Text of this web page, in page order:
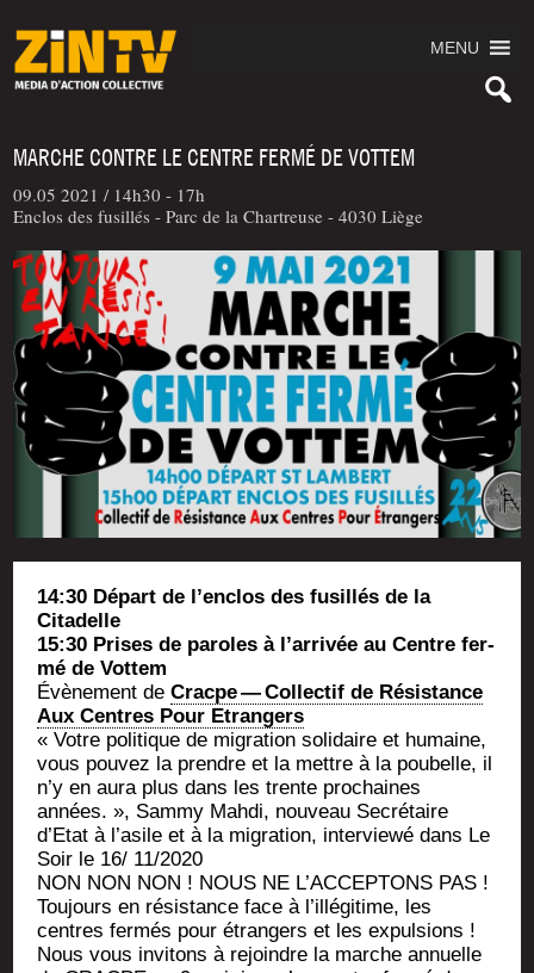
MENU
MARCHE CONTRE LE CENTRE FERMÉ DE VOTTEM
09.05 2021 / 14h30 - 17h
Enclos des fusillés - Parc de la Chartreuse - 4030 Liège
14:30 Départ de l’en­clos des fusillés de la
Citadelle
15:30 Prises de paroles à l’ar­ri­vée au Centre fer­
mé de Vottem
Évè­ne­ment deCracpe — Col­lec­tif de Résis­tance
Aux Centres Pour Etrangers
« Votre poli­tique de migra­tion soli­daire et humaine,
vous pou­vez la prendre et la mettre à la pou­belle, il
n’y en aura plus dans les trente pro­chaines
années. », Sam­my Mah­di, nou­veau Secré­taire
d’Etat à l’asile et à la migra­tion, inter­viewé dans Le
Soir le 16/ 11/2020
NON NON NON ! NOUS NE L’ACCEPTONS PAS !
Tou­jours en résis­tance face à l’illégitime, les
centres fer­més pour étran­gers et les expulsions !
Nous vous invi­tons à rejoindre la marche annuelle